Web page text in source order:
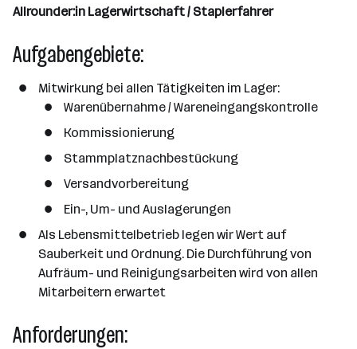
*
n
e
Allrounder:in Lagerwirtschaft / Staplerfahrer
Aufgabengebiete:
Mitwirkung bei allen Tätigkeiten im Lager:
Warenübernahme / Wareneingangskontrolle
Kommissionierung
Stammplatznachbestückung
Versandvorbereitung
Ein-, Um- und Auslagerungen
Als Lebensmittelbetrieb legen wir Wert auf
Sauberkeit und Ordnung. Die Durchführung von
Aufräum- und Reinigungsarbeiten wird von allen
Mitarbeitern erwartet
Anforderungen: